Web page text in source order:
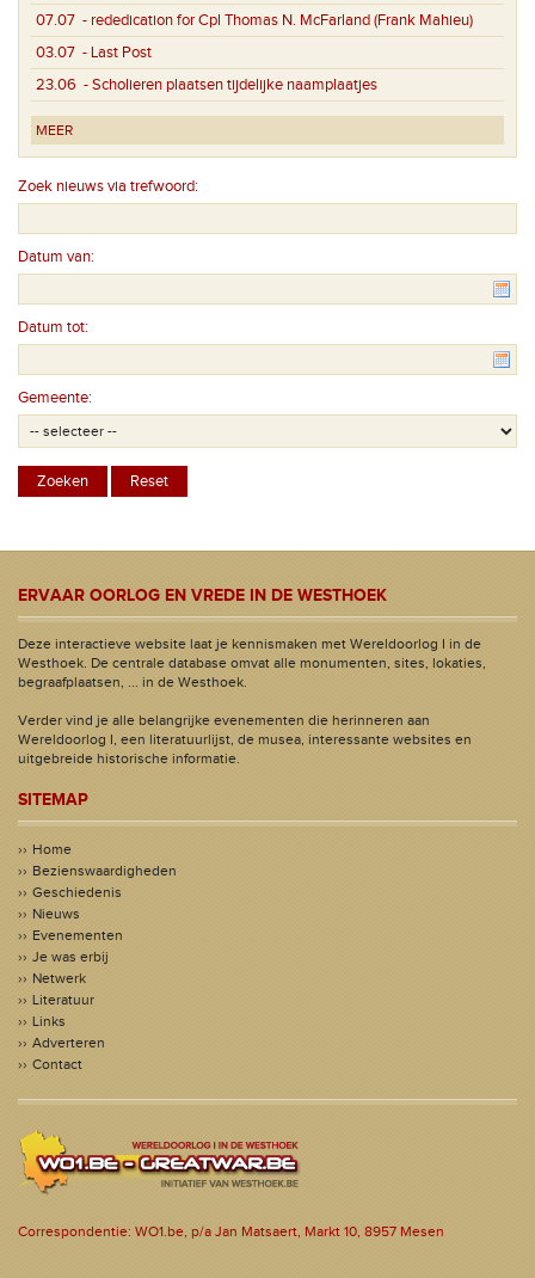
07.07 - rededication for Cpl Thomas N. McFarland (Frank Mahieu)
03.07 - Last Post
23.06 - Scholieren plaatsen tijdelijke naamplaatjes
MEER
Zoek nieuws via trefwoord:
Datum van:
Datum tot:
Gemeente:
ERVAAR OORLOG EN VREDE IN DE WESTHOEK
Deze interactieve website laat je kennismaken met Wereldoorlog I in de
Westhoek. De centrale database omvat alle monumenten, sites, lokaties,
begraafplaatsen, ... in de Westhoek.
Verder vind je alle belangrijke evenementen die herinneren aan
Wereldoorlog I, een literatuurlijst, de musea, interessante websites en
uitgebreide historische informatie.
SITEMAP
Home
Bezienswaardigheden
Geschiedenis
Nieuws
Evenementen
Je was erbij
Netwerk
Literatuur
Links
Adverteren
Contact
Correspondentie: WO1.be, p/a Jan Matsaert, Markt 10, 8957 Mesen